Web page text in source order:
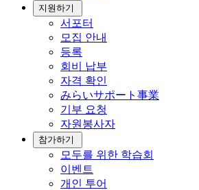
지원하기
서포터
모집 안내
등록
회비 납부
자격 확인
みらいサポート事業
기부 요청
자원봉사자
참가하기
모두를 위한 학습회
이벤트
개인 투어